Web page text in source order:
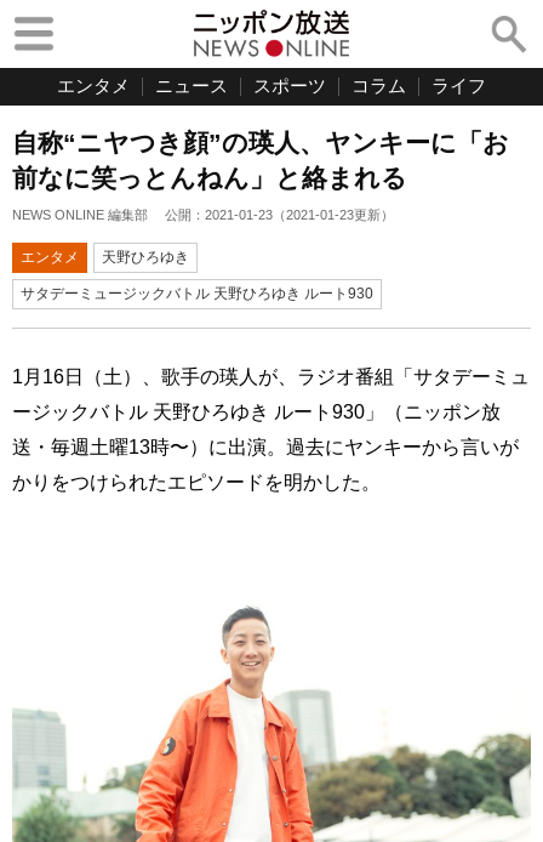
エンタメ ニュース スポーツ コラム ライフ
自称“ニヤつき顔”の瑛人、ヤンキーに「お
前なに笑っとんねん」と絡まれる
NEWS ONLINE 編集部 公開： 2021-01-23 （2021-01-23更新）
エンタメ 天野ひろゆき
サタデーミュージックバトル 天野ひろゆき ルート930
1月16日（土）、歌手の瑛人が、ラジオ番組「サタデーミュ
ージックバトル 天野ひろゆき ルート930」（ニッポン放
送・毎週土曜13時〜）に出演。過去にヤンキーから言いが
かりをつけられたエピソードを明かした。